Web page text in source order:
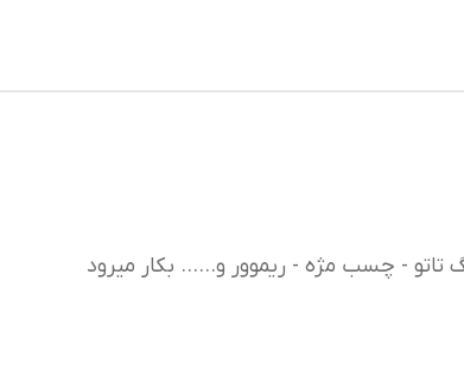
- چسب مژه - ریموور و...... بکار میرود